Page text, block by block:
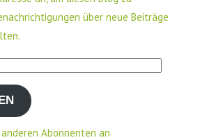
über neue Beiträge
Abonnenten an